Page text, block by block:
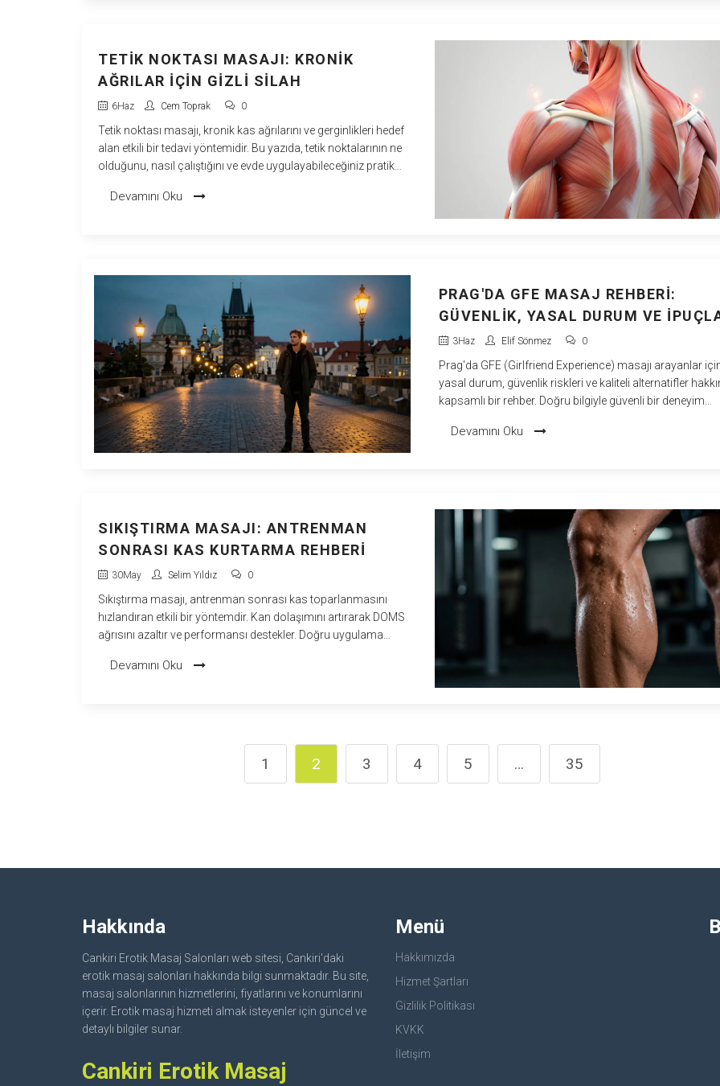
TETIK NOKTASI MASAJI: KRONIK
AĞRILAR İÇIN GIZLI SILAH
6Haz Cem Toprak 0
Tetik noktası masajı, kronik kas ağrılarını ve gerginlikleri hedef
alan etkili bir tedavi yöntemidir. Bu yazıda, tetik noktalarının ne
olduğunu, nasıl çalıştığını ve evde uygulayabileceğiniz pratik
Devamını Oku
PRAG'DA GFE MASAJ REHBERI:
GÜVENLIK, YASAL DURUM VE
3Haz Elif Sönmez 0
Prag'da GFE (Girlfriend Experience) masajı arayanlar
yasal durum, güvenlik riskleri ve kaliteli alternatifler
kapsamlı bir rehber. Doğru bilgiyle güvenli bir deneyim
Devamını Oku
SIKIŞTIRMA MASAJI: ANTRENMAN
SONRASI KAS KURTARMA REHBERI
30May Selim Yıldız 0
Sıkıştırma masajı, antrenman sonrası kas toparlanmasını
hızlandıran etkili bir yöntemdir. Kan dolaşımını artırarak DOMS
ağrısını azaltır ve performansı destekler. Doğru uygulama
Devamını Oku
1 2 3 4 5 … 35
Hakkında
Cankiri Erotik Masaj Salonları web sitesi, Cankiri'daki
erotik masaj salonları hakkında bilgi sunmaktadır. Bu site,
masaj salonlarının hizmetlerini, fiyatlarını ve konumlarını
içerir. Erotik masaj hizmeti almak isteyenler için güncel ve
detaylı bilgiler sunar.
Cankiri Erotik Masaj
Menü
Hakkımızda
Hizmet Şartları
Gizlilik Politikası
KVKK
İletişim